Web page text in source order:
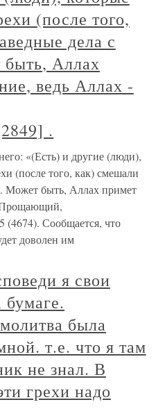
(после того,
дела с
Аллах
ведь Аллах -
.
«(Есть) и другие (люди),
(после того, как) смешали
Может быть, Аллах примет
Прощающий,
Сообщается, что
доволен им
я свои
бумаге.
была
т.е. что я там
не знал. В
грехи надо